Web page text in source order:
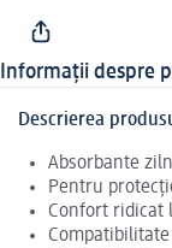
Informații despre
Descrierea
Absorbante
Pentru
Confort ridicat